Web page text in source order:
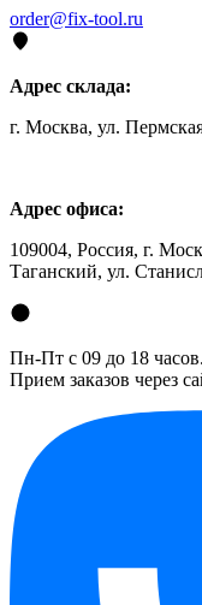
order@fix-tool.ru
Адрес склада:
г. Москва, ул.
Адрес офиса:
109004, Россия, г.
Таганский, ул.
Пн-Пт с 09 до 18 часов.
Прием заказов через